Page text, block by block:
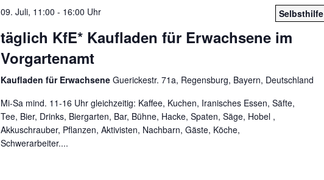
09. Juli, 11:00 - 16:00 Uhr Selbsthilfe
täglich KfE* Kaufladen für Erwachsene im
Vorgartenamt
Kaufladen für Erwachsene Guerickestr. 71a, Regensburg, Bayern, Deutschland
Mi-Sa mind. 11-16 Uhr gleichzeitig: Kaffee, Kuchen, Iranisches Essen, Säfte,
Tee, Bier, Drinks, Biergarten, Bar, Bühne, Hacke, Spaten, Säge, Hobel ,
Akkuschrauber, Pflanzen, Aktivisten, Nachbarn, Gäste, Köche,
Schwerarbeiter....